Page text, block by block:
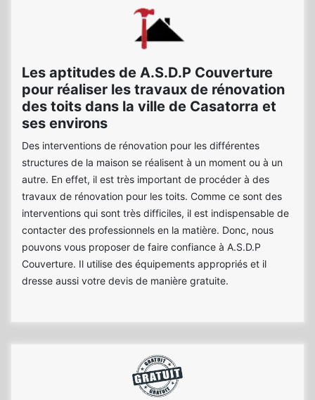
Les aptitudes de A.S.D.P Couverture
pour réaliser les travaux de rénovation
des toits dans la ville de Casatorra et
ses environs
Des interventions de rénovation pour les différentes
structures de la maison se réalisent à un moment ou à un
autre. En effet, il est très important de procéder à des
travaux de rénovation pour les toits. Comme ce sont des
interventions qui sont très difficiles, il est indispensable de
contacter des professionnels en la matière. Donc, nous
pouvons vous proposer de faire confiance à A.S.D.P
Couverture. Il utilise des équipements appropriés et il
dresse aussi votre devis de manière gratuite.